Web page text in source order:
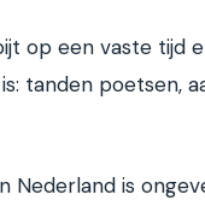
op een vaste tijd
tanden poetsen,
Nederland is